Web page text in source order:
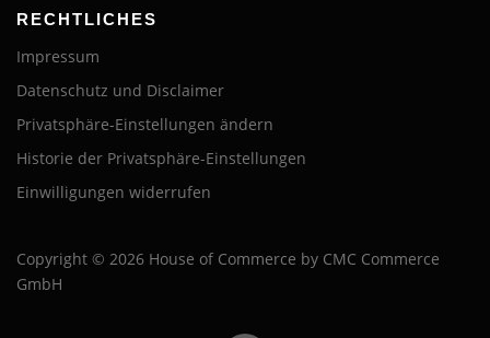
RECHTLICHES
Impressum
Datenschutz und Disclaimer
Privatsphäre-Einstellungen ändern
Historie der Privatsphäre-Einstellungen
Einwilligungen widerrufen
Copyright © 2026 House of Commerce by CMC Commerce
GmbH